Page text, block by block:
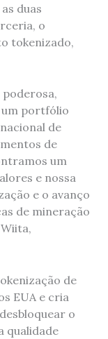
duas
o
tokenizado,
poderosa,
um portfólio
de
de
um
e nossa
e o avanço
de mineração
de
EUA e cria
o
qualidade